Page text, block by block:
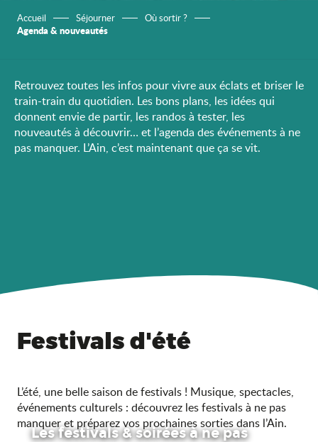
Accueil Séjourner Où sortir ?
Agenda & nouveautés
Retrouvez toutes les infos pour vivre aux éclats et briser le
train-train du quotidien. Les bons plans, les idées qui
donnent envie de partir, les randos à tester, les
nouveautés à découvrir… et l’agenda des événements à ne
pas manquer. L’Ain, c’est maintenant que ça se vit.
Festivals d'été
L’été, une belle saison de festivals ! Musique, spectacles,
événements culturels : découvrez les festivals à ne pas
manquer et préparez vos prochaines sorties dans l’Ain.
Les festivals & soirées à ne pas